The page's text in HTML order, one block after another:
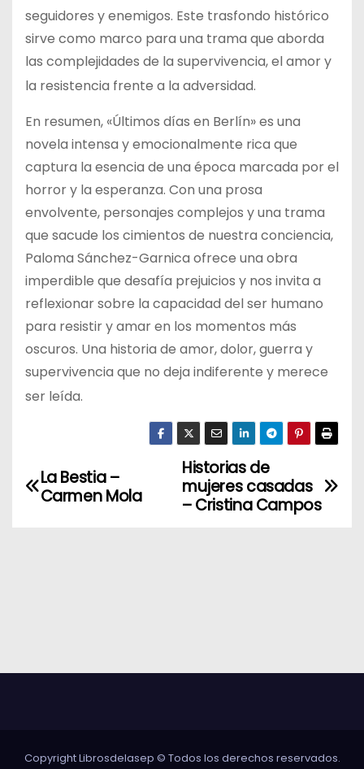
seguidores y enemigos. Este trasfondo histórico
sirve como marco para una trama que aborda
las complejidades de la supervivencia, el amor y
la resistencia frente a la adversidad​​.
En resumen, «Últimos días en Berlín» es una
novela intensa y emocionalmente rica que
captura la esencia de una época marcada por el
horror y la esperanza. Con una prosa
envolvente, personajes complejos y una trama
que sacude los cimientos de nuestra conciencia,
Paloma Sánchez-Garnica ofrece una obra
imperdible que desafía prejuicios y nos invita a
reflexionar sobre la capacidad del ser humano
para resistir y amar en los momentos más
oscuros. Una historia de amor, dolor, guerra y
supervivencia que no deja indiferente y merece
ser leída​​.
N
c
ó
Historias de
mujeres casadas
– Cristina Campos
La Bestia –
Carmen Mola
Copyright Librosdelasep © Todos los derechos reservados.